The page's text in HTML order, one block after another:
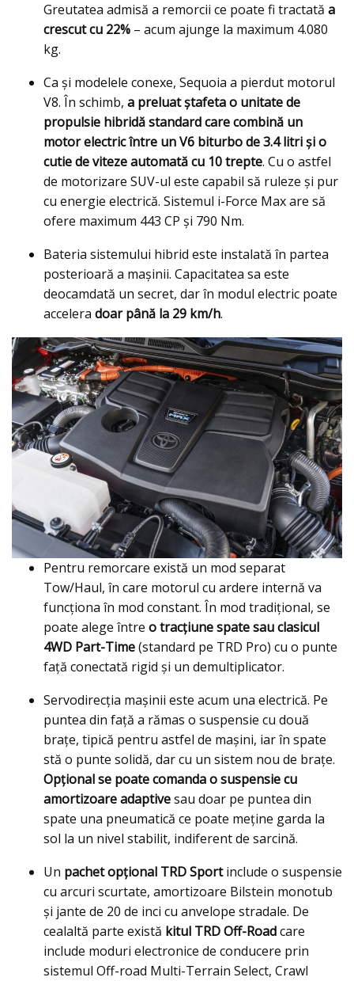
Greutatea admisă a remorcii ce poate fi tractată a
crescut cu 22% – acum ajunge la maximum 4.080
kg.
Ca și modelele conexe, Sequoia a pierdut motorul
V8. În schimb, a preluat ştafeta o unitate de
propulsie hibridă standard care combină un
motor electric între un V6 biturbo de 3.4 litri și o
cutie de viteze automată cu 10 trepte. Cu o astfel
de motorizare SUV-ul este capabil să ruleze şi pur
cu energie electrică. Sistemul i-Force Max are să
ofere maximum 443 CP și 790 Nm.
Bateria sistemului hibrid este instalată în partea
posterioară a maşinii. Capacitatea sa este
deocamdată un secret, dar în modul electric poate
accelera doar până la 29 km/h.
Pentru remorcare există un mod separat
Tow/Haul, în care motorul cu ardere internă va
funcționa în mod constant. În mod tradițional, se
poate alege între o tracţiune spate sau clasicul
4WD Part-Time(standard pe TRD Pro) cu o punte
față conectată rigid și un demultiplicator.
Servodirecţia maşinii este acum una electrică. Pe
puntea din faţă a rămas o suspensie cu două
braţe, tipică pentru astfel de maşini, iar în spate
stă o punte solidă, dar cu un sistem nou de braţe.
Opţional se poate comanda o suspensie cu
amortizoare adaptivesau doar pe puntea din
spate una pneumatică ce poate meţine garda la
sol la un nivel stabilit, indiferent de sarcină.
Un pachet opțional TRD Sportinclude o suspensie
cu arcuri scurtate, amortizoare Bilstein monotub
și jante de 20 de inci cu anvelope stradale. De
cealaltă parte există kitul TRD Off-Roadcare
include moduri electronice de conducere prin
sistemul Off-road Multi-Terrain Select, Crawl